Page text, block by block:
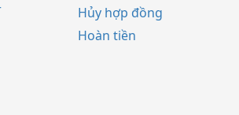
Hủy hợp đồng
Hoàn tiền